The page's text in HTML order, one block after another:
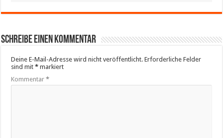
Schreibe einen Kommentar
Deine E-Mail-Adresse wird nicht veröffentlicht. Erforderliche Felder
sind mit* markiert
Kommentar*